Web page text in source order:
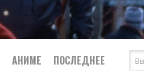
АНИМЕ ПОСЛЕДНЕЕ